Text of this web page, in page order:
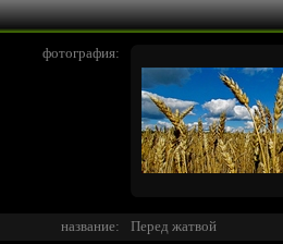
фотография:
название:
Перед жатвой